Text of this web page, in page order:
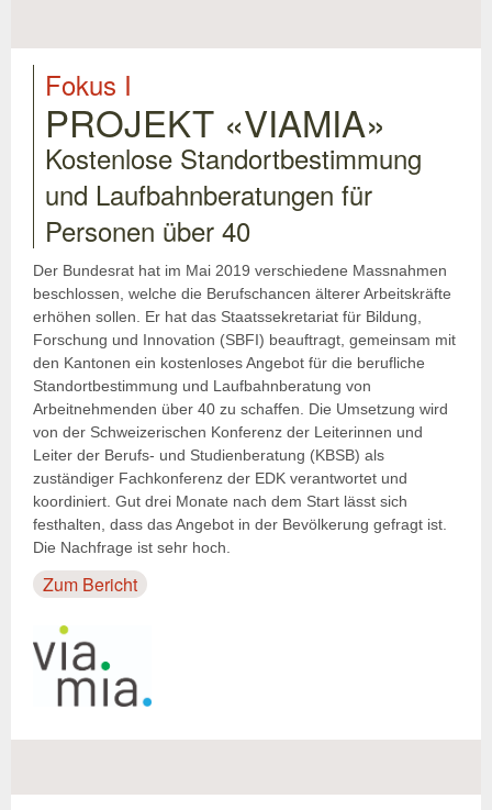
Fokus I
PROJEKT «VIAMIA»
Kostenlose Standortbestimmung
und Laufbahnberatungen für
Personen über 40
Der Bundesrat hat im Mai 2019 verschiedene Massnahmen
beschlossen, welche die Berufschancen älterer Arbeitskräfte
erhöhen sollen. Er hat das Staatssekretariat für Bildung,
Forschung und Innovation (SBFI) beauftragt, gemeinsam mit
den Kantonen ein kostenloses Angebot für die berufliche
Standortbestimmung und Laufbahnberatung von
Arbeitnehmenden über 40 zu schaffen. Die Umsetzung wird
von der Schweizerischen Konferenz der Leiterinnen und
Leiter der Berufs- und Studienberatung (KBSB) als
zuständiger Fachkonferenz der EDK verantwortet und
koordiniert. Gut drei Monate nach dem Start lässt sich
festhalten, dass das Angebot in der Bevölkerung gefragt ist.
Die Nachfrage ist sehr hoch.
Zum Bericht